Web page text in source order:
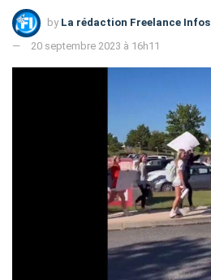
by La rédaction Freelance Infos
20 septembre 2023 à 16h11